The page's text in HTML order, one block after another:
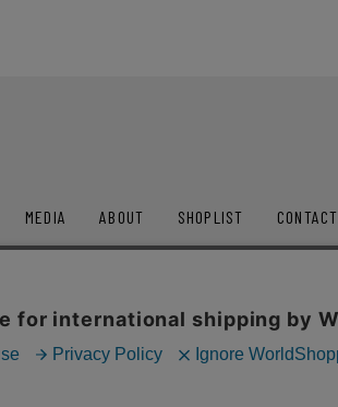
MEDIA ABOUT SHOPLIST CONTACT
ーポリシー 通信販売法に基づく表記